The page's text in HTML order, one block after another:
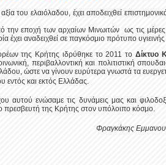
του ελαιόλαδου, έχει αποδειχθεί
την εποχή των αρχαίων Μινωιτών ως τις μέρες
έχει αναδειχθεί σε παγκόσμιο πρότυπο
της Κρήτης ιδρύθηκε το 2011 το Δίκτυο
περιβαλλοντική και πολιτιστική
ώστε να γίνουν ευρύτερα γνωστά τα
εντός και εκτός Ελλάδας.
αυτού ενώσαμε τις δυνάμεις μας και
πρεσβευτή της Κρήτης στον υπόλοιπο κόσμο.
Φραγκάκης